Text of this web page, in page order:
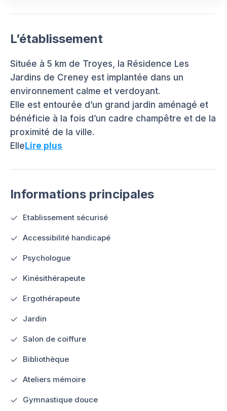
L’établissement
Située à 5 km de Troyes, la Résidence Les
Jardins de Creney est implantée dans un
environnement calme et verdoyant.
Elle est entourée d’un grand jardin aménagé et
bénéficie à la fois d’un cadre champêtre et de la
proximité de la ville.
ElleLire plus
Informations principales
Etablissement sécurisé
Accessibilité handicapé
Psychologue
Kinésithérapeute
Ergothérapeute
Jardin
Salon de coiffure
Bibliothèque
Ateliers mémoire
Gymnastique douce